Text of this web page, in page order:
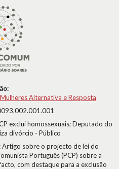
Alternativa e Resposta
exclui homossexuais; Deputado do
divórcio - Público
Artigo sobre o projecto de lei do
Português (PCP) sobre a
com destaque para a exclusão